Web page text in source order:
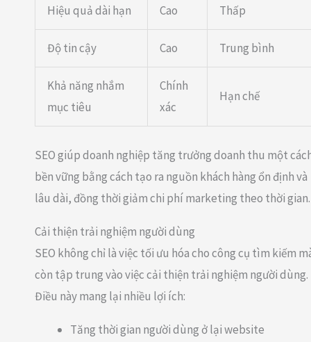
Hiệu quả dài hạn Cao Thấp
Độ tin cậy Cao Trung bình
Khả năng nhắm
mục tiêu
Chính
xác
Hạn chế
SEO giúp doanh nghiệp tăng trưởng doanh thu một
bền vững bằng cách tạo ra nguồn khách hàng ổn định và
lâu dài, đồng thời giảm chi phí marketing theo thời gian.
Cải thiện trải nghiệm người dùng
SEO không chỉ là việc tối ưu hóa cho công cụ tìm kiếm
còn tập trung vào việc cải thiện trải nghiệm người dùng.
Điều này mang lại nhiều lợi ích:
Tăng thời gian người dùng ở lại website